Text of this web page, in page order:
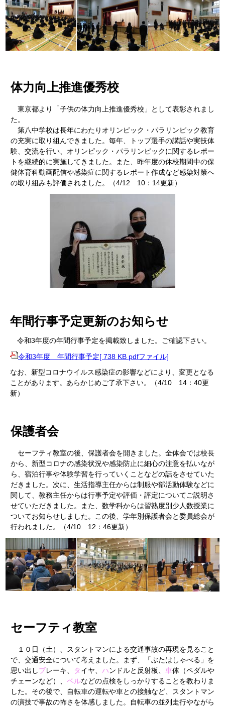
体力向上推進優秀校
東京都より「子供の体力向上推進優秀校」として表彰されまし
た。
第八中学校は長年にわたりオリンピック・パラリンピック教育
の充実に取り組んできました。毎年、トップ選手の講話や実技体
験、交流を行い、オリンピック・パラリンピックに関するレポー
トを継続的に実施してきました。また、昨年度の休校期間中の保
健体育科動画配信や感染症に関するレポート作成など感染対策へ
の取り組みも評価されました。（4/12 10：14更新）
年間行事予定更新のお知らせ
令和3年度の年間行事予定を掲載致しました。ご確認下さい。
令和3年度 年間行事予定[ 738 KB pdfファイル]
なお、新型コロナウイルス感染症の影響などにより、変更となる
ことがあります。あらかじめご了承下さい。（4/10 14：40更
新）
保護者会
セーフティ教室の後、保護者会を開きました。全体会では校長
から、新型コロナの感染状況や感染防止に細心の注意を払いなが
ら、宿泊行事や体験学習を行っていくことなどの話をさせていた
だきました。次に、生活指導主任からは制服や部活動体験などに
関して、教務主任からは行事予定や評価・評定についてご説明さ
せていただきました。また、数学科からは習熟度別少人数授業に
ついてお知らせしました。この後、学年別保護者会と委員総会が
行われました。（4/10 12：46更新）
セーフティ教室
１０日（土）、スタントマンによる交通事故の再現を見ること
で、交通安全について考えました。まず、「ぶたはしゃべる」を
思い出しブレーキ、 タイヤ、 ハンドルと反射板、 車体（ペダルや
チェーンなど）、 ベルなどの点検をしっかりすることを教わりま
した。その後で、自転車の運転や車との接触など、スタントマン
の演技で事故の怖さを体感しました。自転車の並列走行やながら